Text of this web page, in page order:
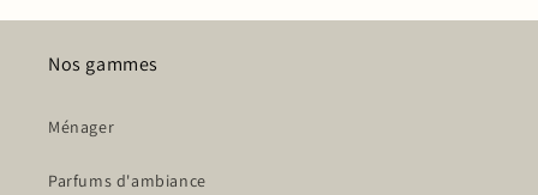
Nos gammes
Ménager
Parfums d'ambiance